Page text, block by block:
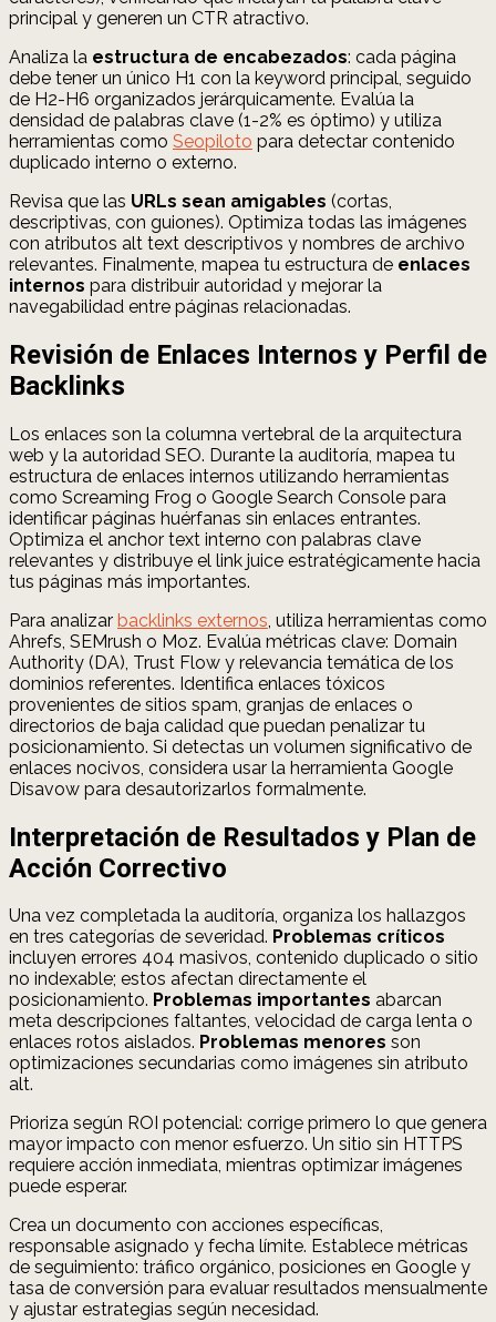
principal y generen un CTR atractivo.
Analiza la estructura de encabezados: cada página
debe tener un único H1 con la keyword principal, seguido
de H2-H6 organizados jerárquicamente. Evalúa la
densidad de palabras clave (1-2% es óptimo) y utiliza
herramientas como Seopiloto para detectar contenido
duplicado interno o externo.
Revisa que las URLs sean amigables (cortas,
descriptivas, con guiones). Optimiza todas las imágenes
con atributos alt text descriptivos y nombres de archivo
relevantes. Finalmente, mapea tu estructura de enlaces
internos para distribuir autoridad y mejorar la
navegabilidad entre páginas relacionadas.
Revisión de Enlaces Internos y Perfil de
Backlinks
Los enlaces son la columna vertebral de la arquitectura
web y la autoridad SEO. Durante la auditoría, mapea tu
estructura de enlaces internos utilizando herramientas
como Screaming Frog o Google Search Console para
identificar páginas huérfanas sin enlaces entrantes.
Optimiza el anchor text interno con palabras clave
relevantes y distribuye el link juice estratégicamente hacia
tus páginas más importantes.
Para analizar backlinks externos , utiliza herramientas como
Ahrefs, SEMrush o Moz. Evalúa métricas clave: Domain
Authority (DA), Trust Flow y relevancia temática de los
dominios referentes. Identifica enlaces tóxicos
provenientes de sitios spam, granjas de enlaces o
directorios de baja calidad que puedan penalizar tu
posicionamiento. Si detectas un volumen significativo de
enlaces nocivos, considera usar la herramienta Google
Disavow para desautorizarlos formalmente.
Interpretación de Resultados y Plan de
Acción Correctivo
Una vez completada la auditoría, organiza los hallazgos
en tres categorías de severidad. Problemas críticos
incluyen errores 404 masivos, contenido duplicado o sitio
no indexable; estos afectan directamente el
posicionamiento. Problemas importantes abarcan
meta descripciones faltantes, velocidad de carga lenta o
enlaces rotos aislados. Problemas menores son
optimizaciones secundarias como imágenes sin atributo
alt.
Prioriza según ROI potencial: corrige primero lo que genera
mayor impacto con menor esfuerzo. Un sitio sin HTTPS
requiere acción inmediata, mientras optimizar imágenes
puede esperar.
Crea un documento con acciones específicas,
responsable asignado y fecha límite. Establece métricas
de seguimiento: tráfico orgánico, posiciones en Google y
tasa de conversión para evaluar resultados mensualmente
y ajustar estrategias según necesidad.